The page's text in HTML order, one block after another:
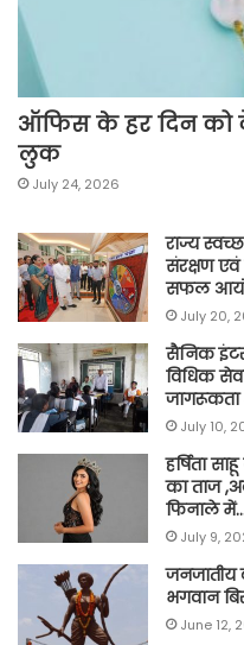
ऑफिस के हर दिन को
लुक
July 24, 2026
राज्य
संरक्षण एवं
सफल
July 20,
सैनिक इंटर
विधिक
जागरूकता
July 10,
हर्षिता
का ताज
फिनाले
July 9,
जनजातीय
भगवान
June 12,